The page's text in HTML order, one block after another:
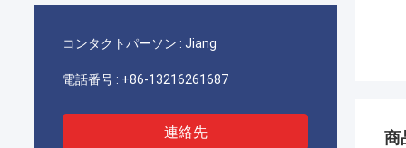
コンタクトパーソン : Jiang
電話番号 : +86-13216261687
連絡先 商